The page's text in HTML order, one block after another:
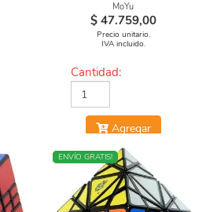
MoYu
$ 47.759,00
Precio unitario.
IVA incluido.
Cantidad:
Agregar
NUEVO
ENVÍO GRATIS!